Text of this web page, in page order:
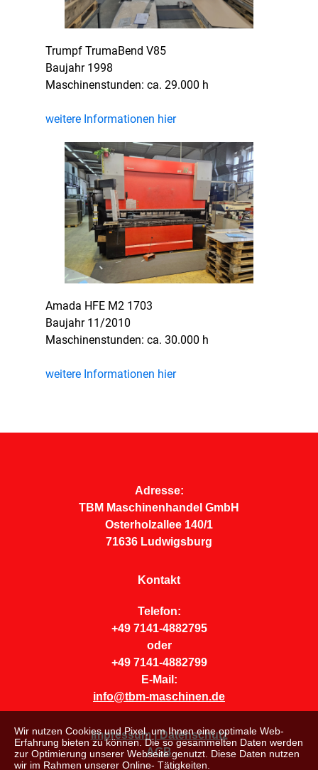
Trumpf TrumaBend V85
Baujahr 1998
Maschinenstunden: ca. 29.000 h
weitere Informationen hier
Amada HFE M2 1703
Baujahr 11/2010
Maschinenstunden: ca. 30.000 h
weitere Informationen hier
Adresse:
TBM Maschinenhandel GmbH
Osterholzallee 140/1
71636 Ludwigsburg
Kontakt
Telefon:
+49 7141-4882795
oder
+49 7141-4882799
E-Mail:
info@tbm-maschinen.de
Impressum | Datenschutz
AGB
Wir nutzen Cookies und Pixel, um Ihnen eine optimale Web-
Erfahrung bieten zu können. Die so gesammelten Daten werden
zur Optimierung unserer Webseite genutzt. Diese Daten nutzen
wir im Rahmen unserer Online- Tätigkeiten.